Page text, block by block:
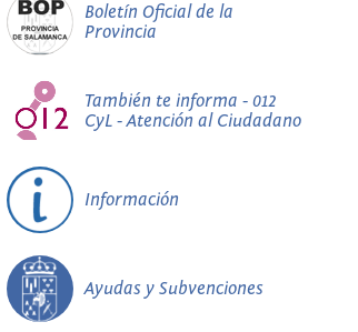
Boletín Oficial de la
Provincia
También te informa - 012
CyL - Atención al Ciudadano
Información
Ayudas y Subvenciones